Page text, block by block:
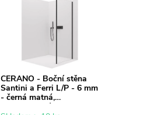
CERANO - Boční stěna
Santini a Ferri L/P - 6 mm
- černá matná,
transparentní sklo -